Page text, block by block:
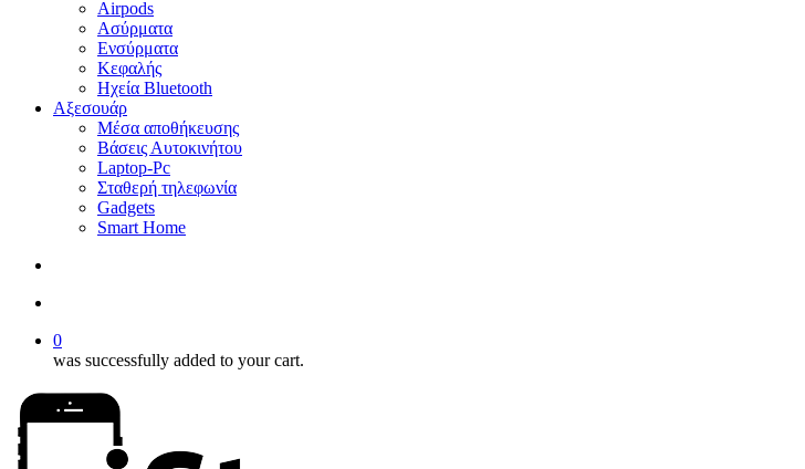
Airpods
Ασύρματα
Ενσύρματα
Κεφαλής
Ηχεία Bluetooth
Αξεσουάρ
Μέσα αποθήκευσης
Βάσεις Αυτοκινήτου
Laptop-Pc
Σταθερή τηλεφωνία
Gadgets
Smart Home
0
was successfully added to your cart.